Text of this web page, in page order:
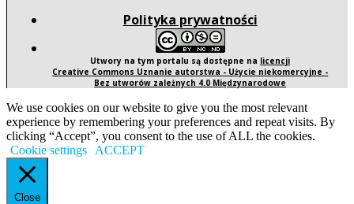
Polityka prywatności
Utwory na tym portalu są dostępne na licencji
Creative Commons Uznanie autorstwa - Użycie niekomercyjne -
Bez utworów zależnych 4.0 Międzynarodowe
We use cookies on our website to give you the most relevant
experience by remembering your preferences and repeat visits. By
clicking “Accept”, you consent to the use of ALL the cookies.
Cookie settings
ACCEPT
Close